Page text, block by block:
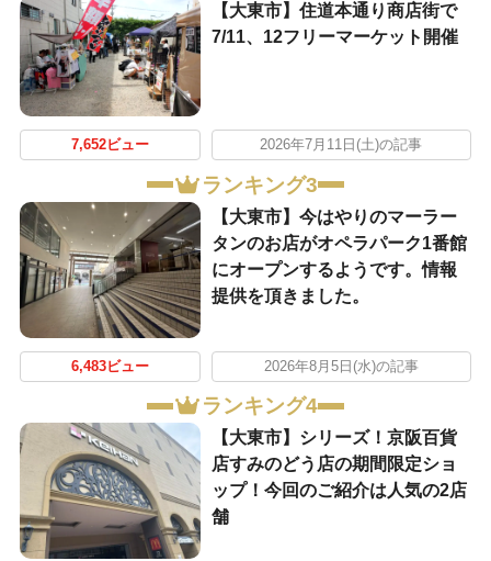
【大東市】住道本通り商店街で
7/11、12フリーマーケット開催
7,652ビュー 2026年7月11日(土)の記事
ランキング3
【大東市】今はやりのマーラー
タンのお店がオペラパーク1番館
にオープンするようです。情報
提供を頂きました。
6,483ビュー 2026年8月5日(水)の記事
ランキング4
【大東市】シリーズ！京阪百貨
店すみのどう店の期間限定ショ
ップ！今回のご紹介は人気の2店
舗